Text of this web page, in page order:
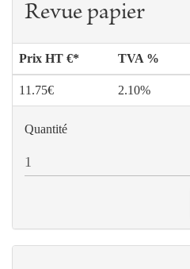
Revue papier
Prix HT €* TVA %
11.75€ 2.10%
Quantité